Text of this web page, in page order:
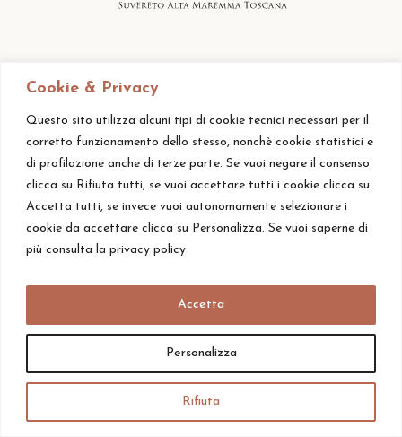
Cookie & Privacy
Questo sito utilizza alcuni tipi di cookie tecnici necessari per il
corretto funzionamento dello stesso, nonchè cookie statistici e
di profilazione anche di terze parte. Se vuoi negare il consenso
clicca su Rifiuta tutti, se vuoi accettare tutti i cookie clicca su
Accetta tutti, se invece vuoi autonomamente selezionare i
cookie da accettare clicca su Personalizza. Se vuoi saperne di
più consulta la privacy policy
Personalizza
Rifiuta
Accetta
© Alle Rechte vorbehalten – Tenuta TerraVita S.S. – V.A.T.:
01746300498 – CIN: IT049020B5FQYRTIAK –Privacy Policy
–Cookie Policy